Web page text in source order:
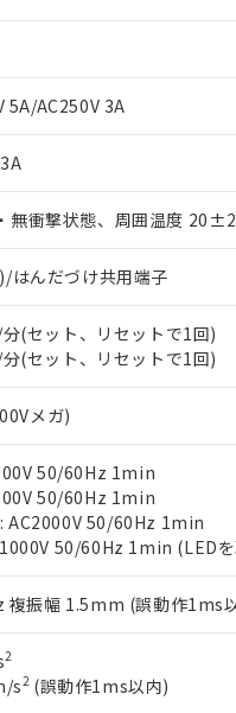
5A/AC250V 3A
無衝撃状態、周囲温度
んだづけ共用端子
(セット、リセットで1回)
(セット、リセットで1回)
メガ)
50/60Hz 1min
50/60Hz 1min
AC2000V 50/60Hz 1min
50/60Hz 1min (LED
複振幅 1.5mm (誤動作1ms
2
s2(誤動作1ms以内)
件
は、当社制御機器事業取扱
。
器事業取扱商品の中には、
および標準価格照会結果は
状況および標準価格はお客
にご相談ください。
御機器販売店や当社販売拠
よび標準価格結果を当社の
機能（部品リスト作成サー
があります。
製品・サービスに関するお
同利用者とは、"個人情報
RoHS指令（10物質）の
EU RoHS指令（10物質）の
EU RoHS指令（10物質）の
により、非含有部品として
物質）：
以下、ポリ臭化ビフェニル
ルヘキシル) (DEHP)(別名：DOP)
以下、フタル酸ジイソブチル
産業用監視および制御機器に対する
の４物質については閾値を超える意
月
替え状況などにより、予定
書ダウンロード
明書をダウンロードすること
表
材料含有率が中国RoHSの
質材料含有率が中国RoHSの
基準値 (GB/T26572)：
Hg(水銀) : 1000ppm、 Cd(カドミウ
ル) : 1000ppm、 DIBP(フタル酸ジ
用期限
質（10物質）のすべてが基
使用状況下において有害物
です。当社販売部門へお問
れら貴社製品のうち、外国
または国外への提供する場
な手続きをとります。
製品を、核兵器、ミサイル
社製品を第三者に販売する
、販売先および販売に係わ
。
以上の在庫あり
には満たないが在庫あり
し(最新の在庫状況につい
売店・当社販売員にご確認
産機種、また在庫状況の情